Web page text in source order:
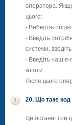
оператора.
цього:
- Виберіть
- Введіть
системи,
- Введіть наш e-
кошти.
Після цього
20. Що таке код
Це останні три